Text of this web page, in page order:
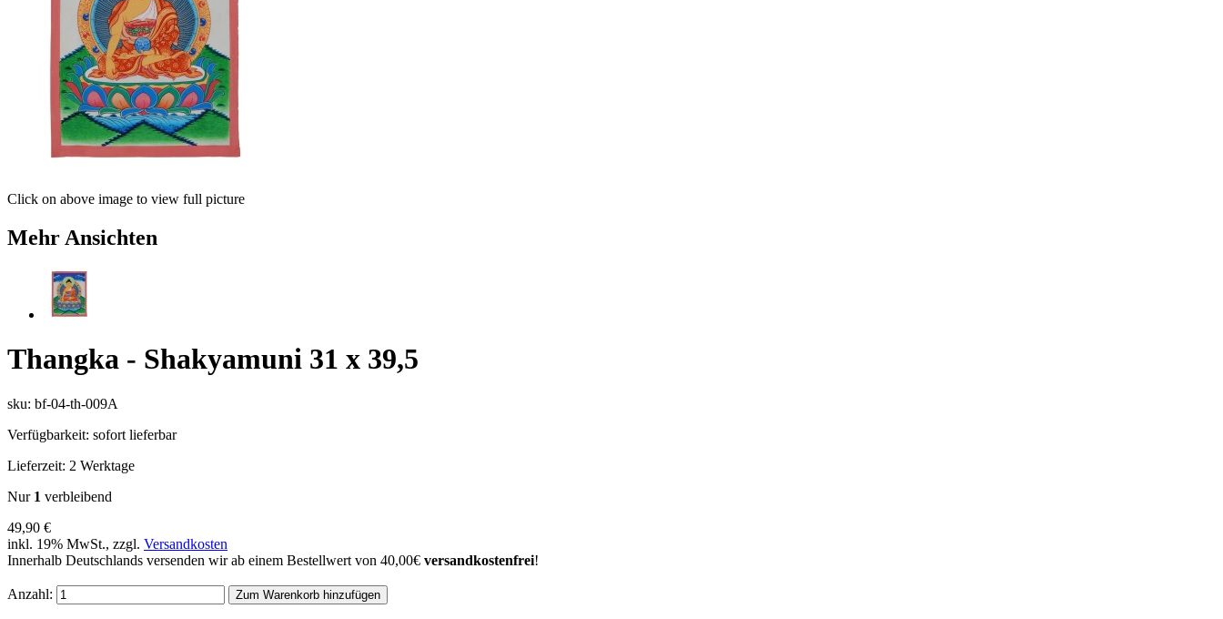
Click on above image to view full picture
Mehr Ansichten
Thangka - Shakyamuni 31 x 39,5
sku: bf-04-th-009A
Verfügbarkeit: sofort lieferbar
Lieferzeit: 2 Werktage
Nur 1 verbleibend
49,90 €
inkl. 19% MwSt., zzgl. Versandkosten
Innerhalb Deutschlands versenden wir ab einem Bestellwert von 40,00€ versandkostenfrei!
Anzahl: Zum Warenkorb hinzufügen